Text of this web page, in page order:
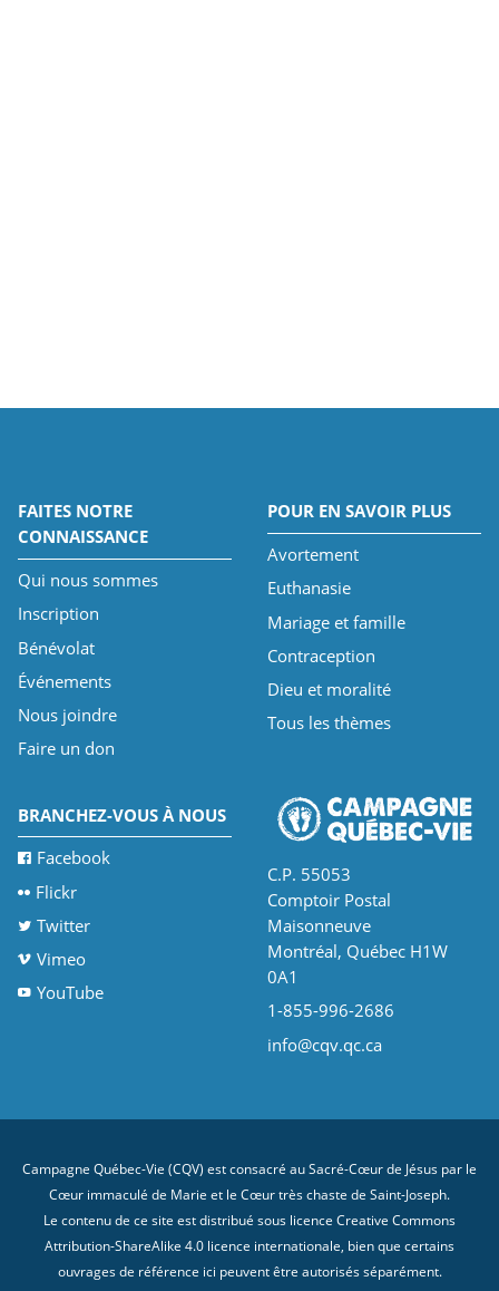
FAITES NOTRE
CONNAISSANCE
Qui nous sommes
Inscription
Bénévolat
Événements
Nous joindre
Faire un don
POUR EN SAVOIR PLUS
Avortement
Euthanasie
Mariage et famille
Contraception
Dieu et moralité
Tous les thèmes
BRANCHEZ-VOUS À NOUS
Facebook
Flickr
Twitter
Vimeo
YouTube
C.P. 55053
Comptoir Postal
Maisonneuve
Montréal, Québec H1W
0A1
1-855-996-2686
info@cqv.qc.ca
Campagne Québec-Vie (CQV) est consacré au Sacré-Cœur de Jésus par le
Cœur immaculé de Marie et le Cœur très chaste de Saint-Joseph.
Le contenu de ce site est distribué sous licence Creative Commons
Attribution-ShareAlike 4.0 licence internationale, bien que certains
ouvrages de référence ici peuvent être autorisés séparément.